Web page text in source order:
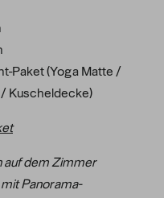
Paket (Yoga Matte /
Kuscheldecke)
auf dem Zimmer
Panorama-